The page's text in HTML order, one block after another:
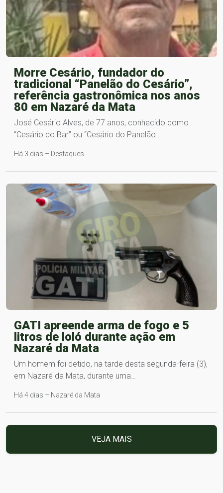
Morre Cesário, fundador do
tradicional “Panelão do Cesário”,
referência gastronômica nos anos
80 em Nazaré da Mata
José Cesário Alves, de 77 anos, conhecido como
“Cesário do Bar” ou “Cesário do Panelão…
Há 3 dias – Destaques
GATI apreende arma de fogo e 5
litros de loló durante ação em
Nazaré da Mata
Um homem foi detido, na tarde desta segunda-feira (3),
em Nazaré da Mata, durante uma…
Há 4 dias – Nazaré da Mata
VEJA MAIS